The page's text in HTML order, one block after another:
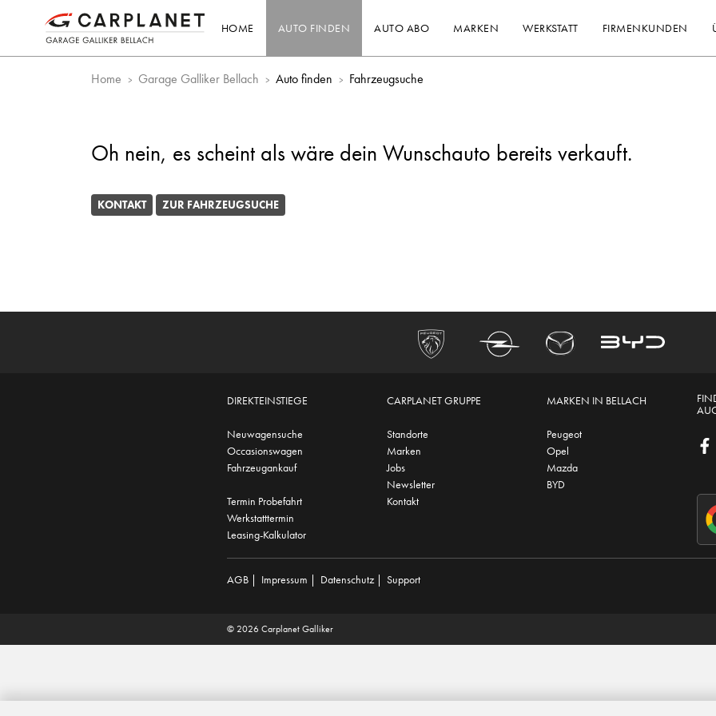
HOME AUTO FINDEN AUTO ABO MARKEN WERKSTATT FIRMENKUNDEN
Home Garage Galliker Bellach Auto finden Fahrzeugsuche
Oh nein, es scheint als wäre dein Wunschauto bereits verkauft.
KONTAKT ZUR FAHRZEUGSUCHE
DIREKTEINSTIEGE
Neuwagensuche
Occasionswagen
Fahrzeugankauf
Termin Probefahrt
Werkstatttermin
Leasing-Kalkulator
CARPLANET GRUPPE
Standorte
Marken
Jobs
Newsletter
Kontakt
MARKEN IN BELLACH
Peugeot
Opel
Mazda
BYD
AGB | Impressum | Datenschutz| Support
© 2026 Carplanet Galliker